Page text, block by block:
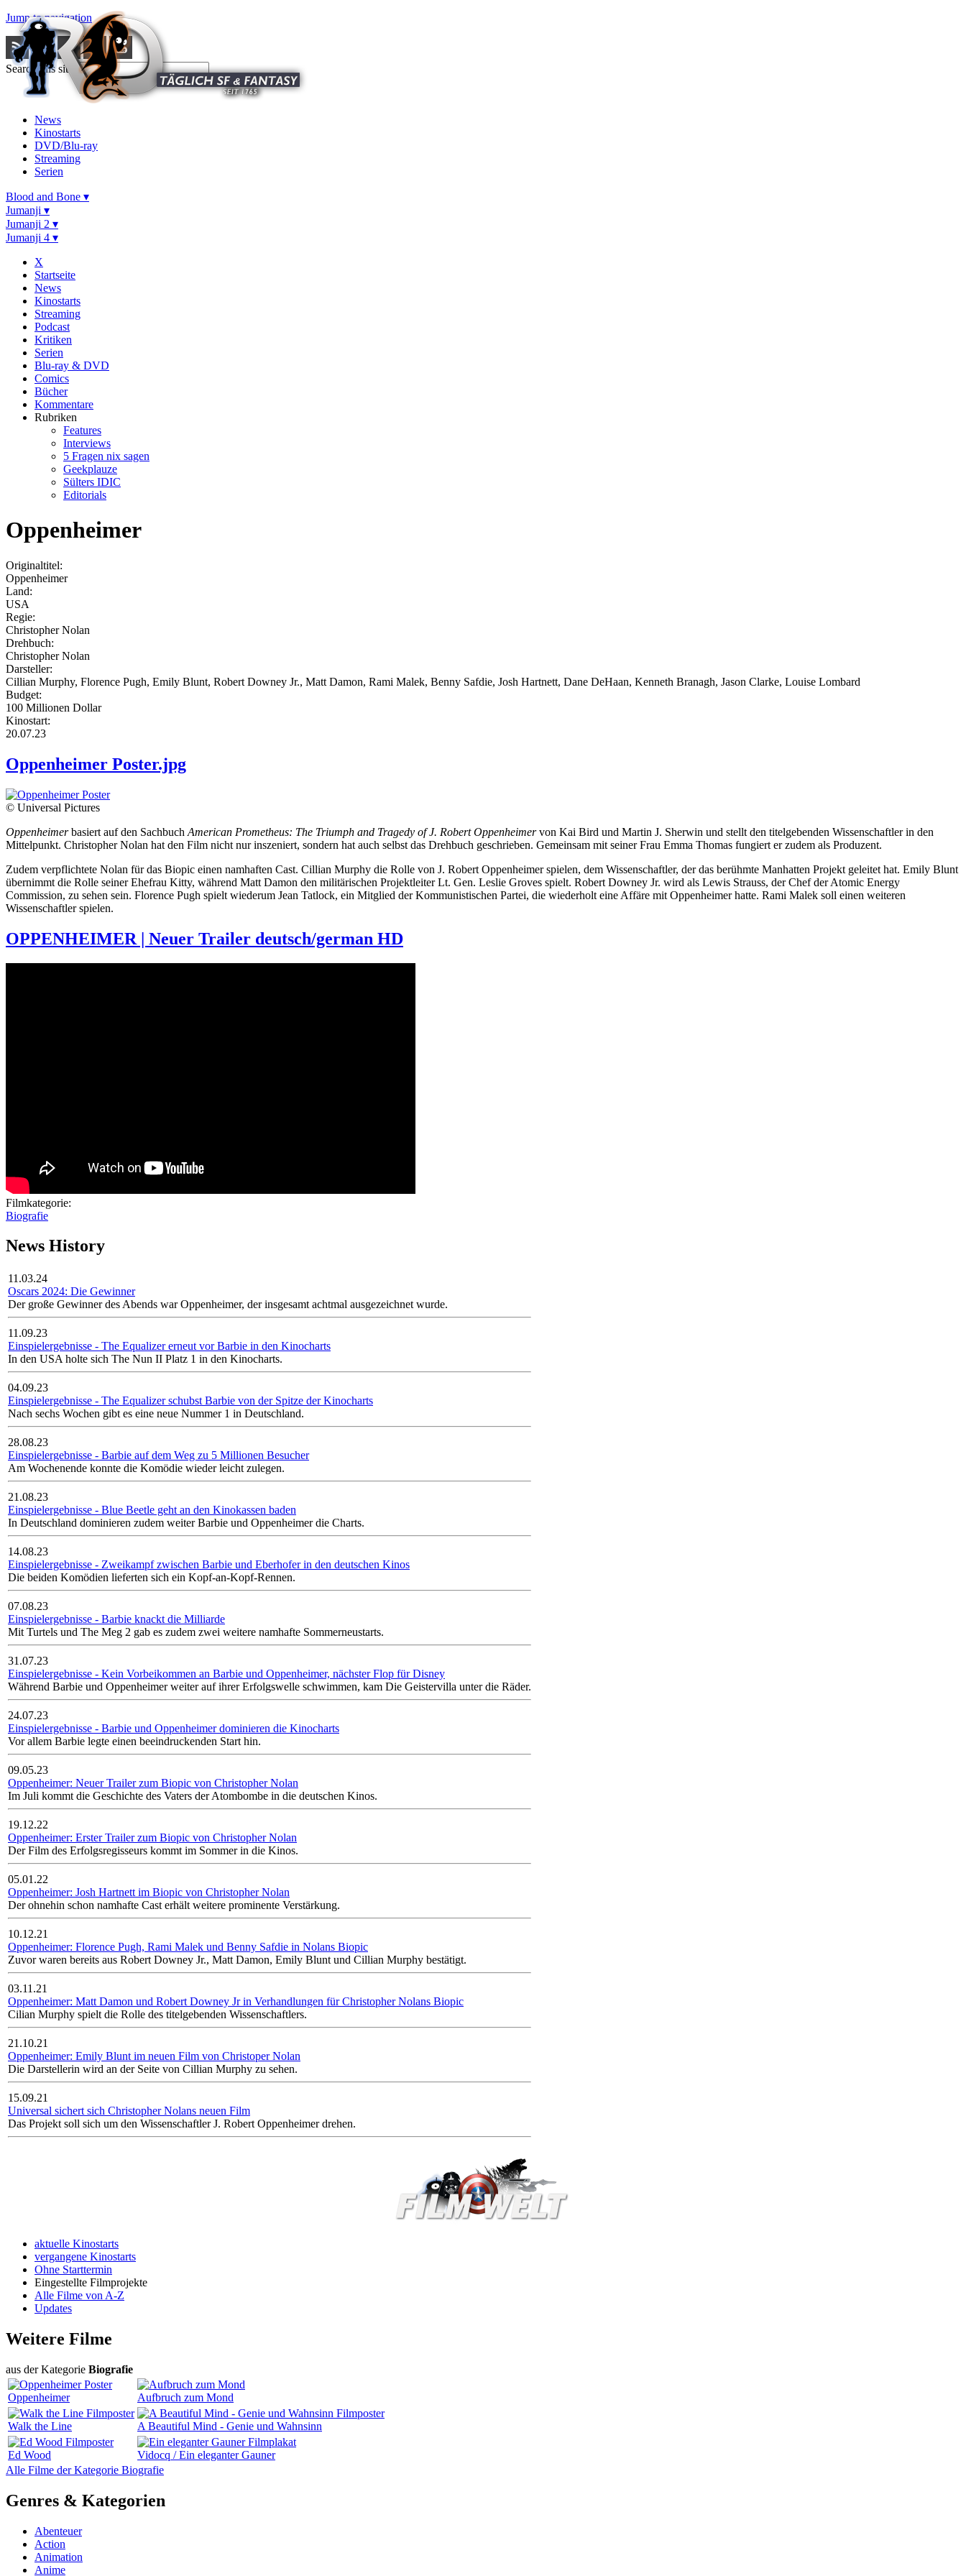
Jump to navigation
Search this site
News
Kinostarts
DVD/Blu-ray
Streaming
Serien
Blood and Bone ▾
Jumanji ▾
Jumanji 2 ▾
Jumanji 4 ▾
X
Startseite
News
Kinostarts
Streaming
Podcast
Kritiken
Serien
Blu-ray & DVD
Comics
Bücher
Kommentare
Rubriken
Features
Interviews
5 Fragen nix sagen
Geekplauze
Sülters IDIC
Editorials
Oppenheimer
Originaltitel:
Oppenheimer
Land:
USA
Regie:
Christopher Nolan
Drehbuch:
Christopher Nolan
Darsteller:
Cillian Murphy, Florence Pugh, Emily Blunt, Robert Downey Jr., Matt Damon, Rami Malek, Benny Safdie, Josh Hartnett, Dane DeHaan, Kenneth Branagh, Jason Clarke, Louise Lombard
Budget:
100 Millionen Dollar
Kinostart:
20.07.23
Oppenheimer Poster.jpg
© Universal Pictures
Oppenheimerbasiert auf den Sachbuch American Prometheus: The Triumph and Tragedy of J. Robert Oppenheimervon Kai Bird und Martin J. Sherwin und stellt den titelgebenden Wissenschaftler in den
Mittelpunkt. Christopher Nolan hat den Film nicht nur inszeniert, sondern hat auch selbst das Drehbuch geschrieben. Gemeinsam mit seiner Frau Emma Thomas fungiert er zudem als Produzent.
Zudem verpflichtete Nolan für das Biopic einen namhaften Cast. Cillian Murphy die Rolle von J. Robert Oppenheimer spielen, dem Wissenschaftler, der das berühmte Manhatten Projekt geleitet hat. Emily Blunt
übernimmt die Rolle seiner Ehefrau Kitty, während Matt Damon den militärischen Projektleiter Lt. Gen. Leslie Groves spielt. Robert Downey Jr. wird als Lewis Strauss, der Chef der Atomic Energy
Commission, zu sehen sein. Florence Pugh spielt wiederum Jean Tatlock, ein Mitglied der Kommunistischen Partei, die wiederholt eine Affäre mit Oppenheimer hatte. Rami Malek soll einen weiteren
Wissenschaftler spielen.
OPPENHEIMER | Neuer Trailer deutsch/german HD
Filmkategorie:
Biografie
News History
11.03.24
Oscars 2024: Die Gewinner
Der große Gewinner des Abends war Oppenheimer, der insgesamt achtmal ausgezeichnet wurde.
11.09.23
Einspielergebnisse - The Equalizer erneut vor Barbie in den Kinocharts
In den USA holte sich The Nun II Platz 1 in den Kinocharts.
04.09.23
Einspielergebnisse - The Equalizer schubst Barbie von der Spitze der Kinocharts
Nach sechs Wochen gibt es eine neue Nummer 1 in Deutschland.
28.08.23
Einspielergebnisse - Barbie auf dem Weg zu 5 Millionen Besucher
Am Wochenende konnte die Komödie wieder leicht zulegen.
21.08.23
Einspielergebnisse - Blue Beetle geht an den Kinokassen baden
In Deutschland dominieren zudem weiter Barbie und Oppenheimer die Charts.
14.08.23
Einspielergebnisse - Zweikampf zwischen Barbie und Eberhofer in den deutschen Kinos
Die beiden Komödien lieferten sich ein Kopf-an-Kopf-Rennen.
07.08.23
Einspielergebnisse - Barbie knackt die Milliarde
Mit Turtels und The Meg 2 gab es zudem zwei weitere namhafte Sommerneustarts.
31.07.23
Einspielergebnisse - Kein Vorbeikommen an Barbie und Oppenheimer, nächster Flop für Disney
Während Barbie und Oppenheimer weiter auf ihrer Erfolgswelle schwimmen, kam Die Geistervilla unter die Räder.
24.07.23
Einspielergebnisse - Barbie und Oppenheimer dominieren die Kinocharts
Vor allem Barbie legte einen beeindruckenden Start hin.
09.05.23
Oppenheimer: Neuer Trailer zum Biopic von Christopher Nolan
Im Juli kommt die Geschichte des Vaters der Atombombe in die deutschen Kinos.
19.12.22
Oppenheimer: Erster Trailer zum Biopic von Christopher Nolan
Der Film des Erfolgsregisseurs kommt im Sommer in die Kinos.
05.01.22
Oppenheimer: Josh Hartnett im Biopic von Christopher Nolan
Der ohnehin schon namhafte Cast erhält weitere prominente Verstärkung.
10.12.21
Oppenheimer: Florence Pugh, Rami Malek und Benny Safdie in Nolans Biopic
Zuvor waren bereits aus Robert Downey Jr., Matt Damon, Emily Blunt und Cillian Murphy bestätigt.
03.11.21
Oppenheimer: Matt Damon und Robert Downey Jr in Verhandlungen für Christopher Nolans Biopic
Cilian Murphy spielt die Rolle des titelgebenden Wissenschaftlers.
21.10.21
Oppenheimer: Emily Blunt im neuen Film von Christoper Nolan
Die Darstellerin wird an der Seite von Cillian Murphy zu sehen.
15.09.21
Universal sichert sich Christopher Nolans neuen Film
Das Projekt soll sich um den Wissenschaftler J. Robert Oppenheimer drehen.
aktuelle Kinostarts
vergangene Kinostarts
Ohne Starttermin
Eingestellte Filmprojekte
Alle Filme von A-Z
Updates
Weitere Filme
aus der Kategorie Biografie
Oppenheimer Aufbruch zum Mond
Walk the Line A Beautiful Mind - Genie und Wahnsinn
Ed Wood
Vidocq / Ein eleganter Gauner
Alle Filme der Kategorie Biografie
Genres & Kategorien
Abenteuer
Action
Animation
Anime